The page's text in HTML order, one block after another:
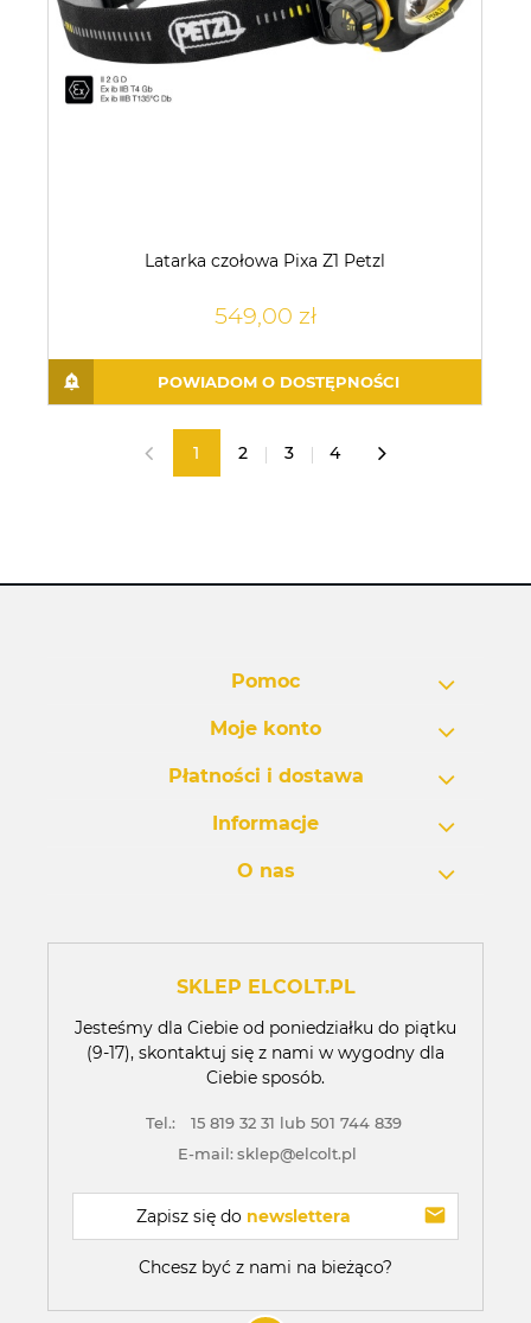
Latarka czołowa Pixa Z1 Petzl
549,00 zł
POWIADOM O DOSTĘPNOŚCI
1 2 3 4
Pomoc
Moje konto
Płatności i dostawa
Informacje
O nas
SKLEP ELCOLT.PL
Jesteśmy dla Ciebie od poniedziałku do piątku
(9-17), skontaktuj się z nami w wygodny dla
Ciebie sposób.
Tel.:
15 819 32 31 lub 501 744 839
E-mail:sklep@elcolt.pl
Zapisz się do newslettera
Chcesz być z nami na bieżąco?